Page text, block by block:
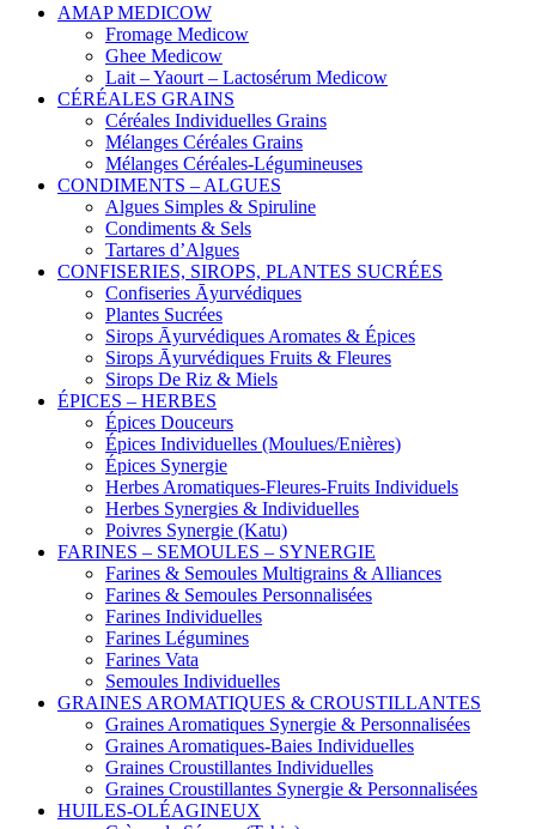
AMAP MEDICOW
Fromage Medicow
Ghee Medicow
Lait – Yaourt – Lactosérum Medicow
CÉRÉALES GRAINS
Céréales Individuelles Grains
Mélanges Céréales Grains
Mélanges Céréales-Légumineuses
CONDIMENTS – ALGUES
Algues Simples & Spiruline
Condiments & Sels
Tartares d’Algues
CONFISERIES, SIROPS, PLANTES SUCRÉES
Confiseries Āyurvédiques
Plantes Sucrées
Sirops Āyurvédiques Aromates & Épices
Sirops Āyurvédiques Fruits & Fleures
Sirops De Riz & Miels
ÉPICES – HERBES
Épices Douceurs
Épices Individuelles (Moulues/Enières)
Épices Synergie
Herbes Aromatiques-Fleures-Fruits Individuels
Herbes Synergies & Individuelles
Poivres Synergie (Katu)
FARINES – SEMOULES – SYNERGIE
Farines & Semoules Multigrains & Alliances
Farines & Semoules Personnalisées
Farines Individuelles
Farines Légumines
Farines Vata
Semoules Individuelles
GRAINES AROMATIQUES & CROUSTILLANTES
Graines Aromatiques Synergie & Personnalisées
Graines Aromatiques-Baies Individuelles
Graines Croustillantes Individuelles
Graines Croustillantes Synergie & Personnalisées
HUILES-OLÉAGINEUX